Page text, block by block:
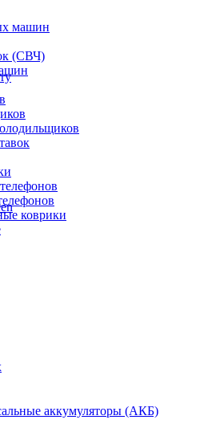
машин
(СВЧ)
коврики
аккумуляторы (АКБ)